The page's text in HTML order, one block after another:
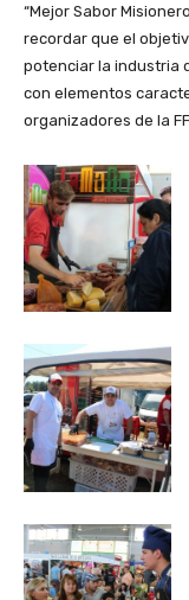
“Mejor Sabor
recordar que el
potenciar la industria
con elementos
organizadores de la